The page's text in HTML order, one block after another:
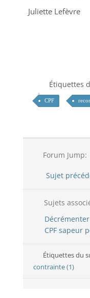
Juliette Lefèvre
Étiquettes
CPF
Forum Jump:
Sujet
Sujets
Décrémenter
CPF sapeur
Étiquettes du
contrainte (1)